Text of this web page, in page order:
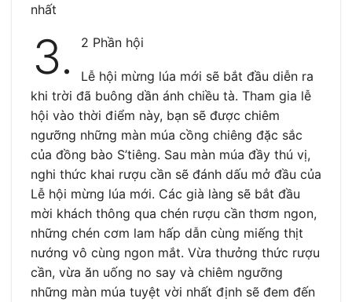
nhất
3. 2 Phần hội
Lễ hội mừng lúa mới sẽ bắt đầu diễn ra
khi trời đã buông dần ánh chiều tà. Tham gia lễ
hội vào thời điểm này, bạn sẽ được chiêm
ngưỡng những màn múa cồng chiêng đặc sắc
của đồng bào S’tiêng. Sau màn múa đầy thú vị,
nghi thức khai rượu cần sẽ đánh dấu mở đầu của
Lễ hội mừng lúa mới. Các già làng sẽ bắt đầu
mời khách thông qua chén rượu cần thơm ngon,
những chén cơm lam hấp dẫn cùng miếng thịt
nướng vô cùng ngon mắt. Vừa thưởng thức rượu
cần, vừa ăn uống no say và chiêm ngưỡng
những màn múa tuyệt vời nhất định sẽ đem đến